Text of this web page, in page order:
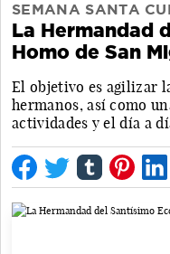
SEMANA SANTA
La Hermandad
Homo de San
El objetivo es agilizar
hermanos, así como
actividades y el día a